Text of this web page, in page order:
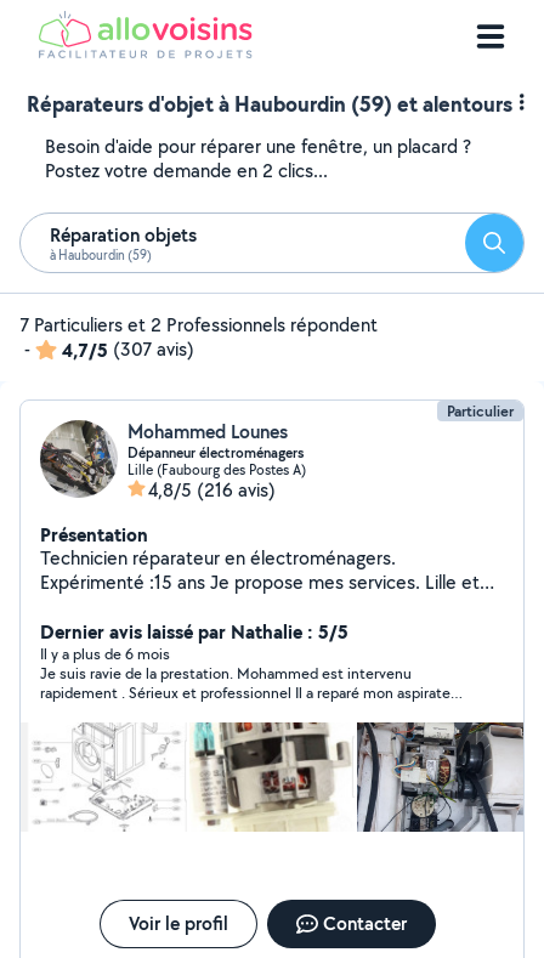
Réparateurs d'objet à Haubourdin (59) et alentours
Besoin d'aide pour réparer une fenêtre, un placard ?
Postez votre demande en 2 clics...
Réparation objets
à Haubourdin (59)
7 Particuliers et 2 Professionnels répondent
-
4,7/5 (307 avis)
Particulier
Mohammed Lounes
Dépanneur électroménagers
Lille (Faubourg des Postes A)
4,8/5 (216 avis)
Présentation
Technicien réparateur en électroménagers.
Expérimenté :15 ans Je propose mes services. Lille et
Dernier avis laissé par Nathalie : 5/5
Il y a plus de 6 mois
Je suis ravie de la prestation. Mohammed est intervenu
rapidement . Sérieux et professionnel Il a reparé mon aspirateur
n’hésiterai pas à faire appel à lui en cas de besoin .
Voir le profil Contacter